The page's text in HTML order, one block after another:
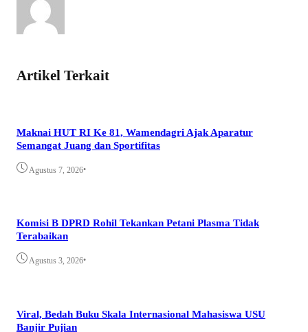
Artikel Terkait
Maknai HUT RI Ke 81, Wamendagri Ajak Aparatur
Semangat Juang dan Sportifitas
Agustus 7, 2026•
Komisi B DPRD Rohil Tekankan Petani Plasma Tidak
Terabaikan
Agustus 3, 2026•
Viral, Bedah Buku Skala Internasional Mahasiswa USU
Banjir Pujian